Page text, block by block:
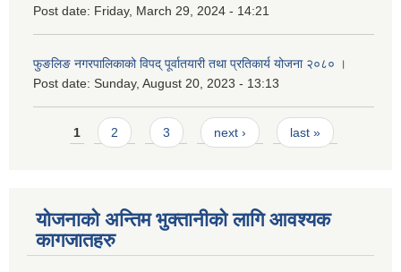
Post date: Friday, March 29, 2024 - 14:21
फुङलिङ नगरपालिकाको विपद् पूर्वातयारी तथा प्रतिकार्य योजना २०८० ।
Post date: Sunday, August 20, 2023 - 13:13
Pages
1 2 3 next › last »
योजनाको अन्तिम भुक्तानीको लागि आवश्यक
कागजातहरु